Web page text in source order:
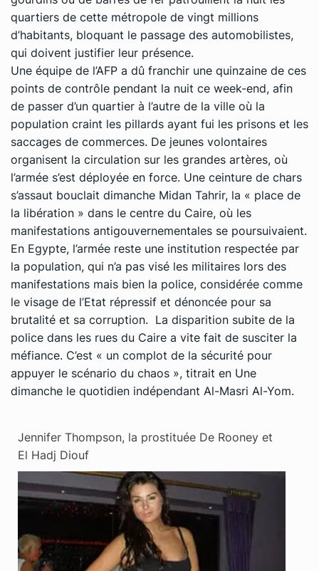
quartiers de cette métropole de vingt millions
d’habitants, bloquant le passage des automobilistes,
qui doivent justifier leur présence.
Une équipe de l’AFP a dû franchir une quinzaine de ces
points de contrôle pendant la nuit ce week-end, afin
de passer d’un quartier à l’autre de la ville où la
population craint les pillards ayant fui les prisons et les
saccages de commerces. De jeunes volontaires
organisent la circulation sur les grandes artères, où
l’armée s’est déployée en force. Une ceinture de chars
s’assaut bouclait dimanche Midan Tahrir, la « place de
la libération » dans le centre du Caire, où les
manifestations antigouvernementales se poursuivaient.
En Egypte, l’armée reste une institution respectée par
la population, qui n’a pas visé les militaires lors des
manifestations mais bien la police, considérée comme
le visage de l’Etat répressif et dénoncée pour sa
brutalité et sa corruption. La disparition subite de la
police dans les rues du Caire a vite fait de susciter la
méfiance. C’est « un complot de la sécurité pour
appuyer le scénario du chaos », titrait en Une
dimanche le quotidien indépendant Al-Masri Al-Yom.
Jennifer Thompson, la prostituée De Rooney et
El Hadj Diouf